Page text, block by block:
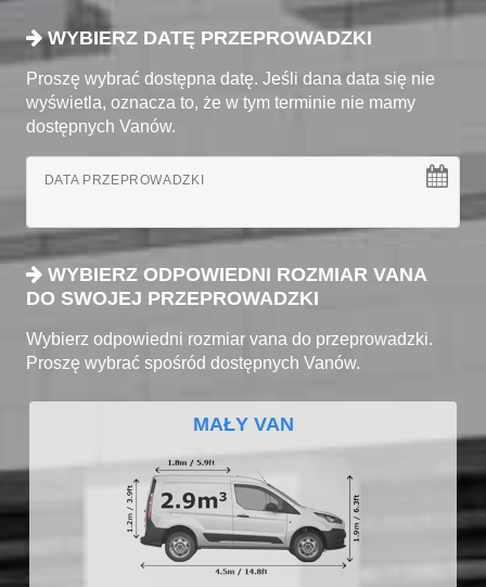
WYBIERZ DATĘ PRZEPROWADZKI
Proszę wybrać dostępna datę. Jeśli dana data się nie
wyświetla, oznacza to, że w tym terminie nie mamy
dostępnych Vanów.
DATA PRZEPROWADZKI
WYBIERZ ODPOWIEDNI ROZMIAR VANA
DO SWOJEJ PRZEPROWADZKI
Wybierz odpowiedni rozmiar vana do przeprowadzki.
Proszę wybrać spośród dostępnych Vanów.
MAŁY VAN